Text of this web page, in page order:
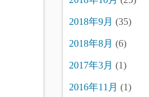
2018年9月 (35)
2018年8月 (6)
2017年3月 (1)
2016年11月 (1)